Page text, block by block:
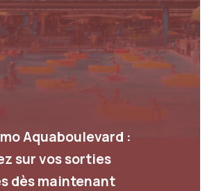
Aquaboulevard :
sur vos sorties
dès maintenant